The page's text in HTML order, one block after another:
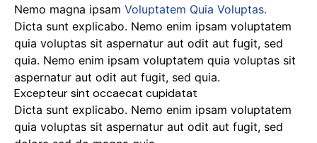
Nemo magna ipsam Voluptatem Quia Voluptas.
Dicta sunt explicabo. Nemo enim ipsam voluptatem
quia voluptas sit aspernatur aut odit aut fugit, sed
quia. Nemo enim ipsam voluptatem quia voluptas sit
aspernatur aut odit aut fugit, sed quia.
Excepteur sint occaecat cupidatat
Dicta sunt explicabo. Nemo enim ipsam voluptatem
quia voluptas sit aspernatur aut odit aut fugit, sed